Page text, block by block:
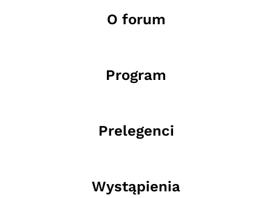
O forum
Program
Prelegenci
Wystąpienia